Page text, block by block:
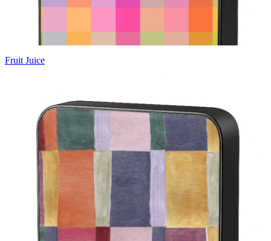
Fruit Juice